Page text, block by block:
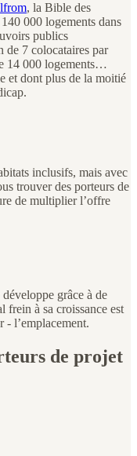
, la Bible des
000 logements dans
publics
de 7 colocataires par
14 000 logements…
et dont plus de la moitié
inclusifs, mais avec
trouver des porteurs de
de multiplier l’offre
grâce à de
frein à sa croissance est
l’emplacement.
de projet